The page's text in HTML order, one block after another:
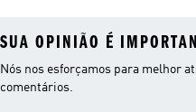
SUA OPINIÃO É
Nós nos esforçamos para melhor
comentários.